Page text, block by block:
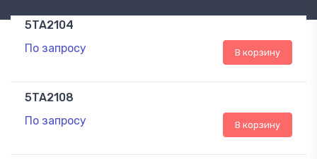
5TA2104
По запросу
В корзину
5TA2108
По запросу
В корзину